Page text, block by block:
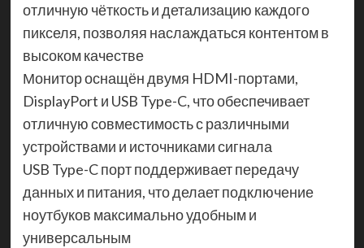
отличную чёткость и детализацию каждого
пикселя, позволяя наслаждаться контентом в
высоком качестве
Монитор оснащён двумя HDMI-портами,
DisplayPort и USB Type-C, что обеспечивает
отличную совместимость с различными
устройствами и источниками сигнала
USB Type-C порт поддерживает передачу
данных и питания, что делает подключение
ноутбуков максимально удобным и
универсальным